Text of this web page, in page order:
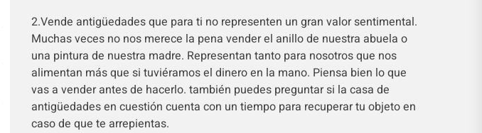
2.Vende antigüedades que para ti no representen un gran valor sentimental.
Muchas veces no nos merece la pena vender el anillo de nuestra abuela o
una pintura de nuestra madre. Representan tanto para nosotros que nos
alimentan más que si tuviéramos el dinero en la mano. Piensa bien lo que
vas a vender antes de hacerlo. también puedes preguntar si la casa de
antigüedades en cuestión cuenta con un tiempo para recuperar tu objeto en
caso de que te arrepientas.